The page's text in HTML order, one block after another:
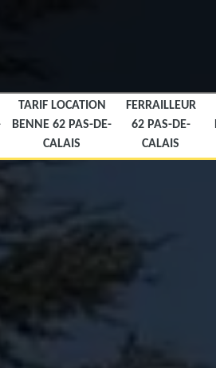
TARIF LOCATION
BENNE 62 PAS-DE-
CALAIS
FERRAILLEUR
62 PAS-DE-
CALAIS